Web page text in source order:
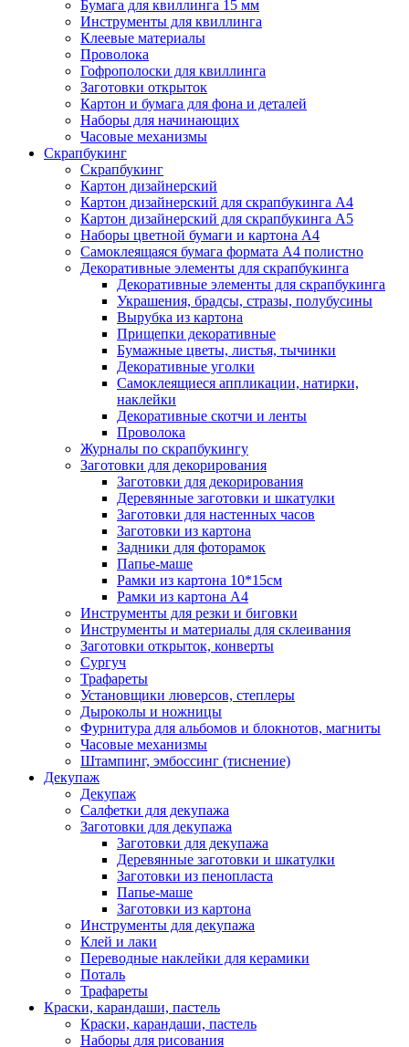
Бумага для квиллинга 15 мм
Инструменты для квиллинга
Клеевые материалы
Проволока
Гофрополоски для квиллинга
Заготовки открыток
Картон и бумага для фона и деталей
Наборы для начинающих
Часовые механизмы
Скрапбукинг
Скрапбукинг
Картон дизайнерский
Картон дизайнерский для скрапбукинга А4
Картон дизайнерский для скрапбукинга А5
Наборы цветной бумаги и картона А4
Самоклеящаяся бумага формата А4 полистно
Декоративные элементы для скрапбукинга
Декоративные элементы для скрапбукинга
Украшения, брадсы, стразы, полубусины
Вырубка из картона
Прищепки декоративные
Бумажные цветы, листья, тычинки
Декоративные уголки
Самоклеящиеся аппликации, натирки,
наклейки
Декоративные скотчи и ленты
Проволока
Журналы по скрапбукингу
Заготовки для декорирования
Заготовки для декорирования
Деревянные заготовки и шкатулки
Заготовки для настенных часов
Заготовки из картона
Задники для фоторамок
Папье-маше
Рамки из картона 10*15см
Рамки из картона А4
Инструменты для резки и биговки
Инструменты и материалы для склеивания
Заготовки открыток, конверты
Сургуч
Трафареты
Установщики люверсов, степлеры
Дыроколы и ножницы
Фурнитура для альбомов и блокнотов, магниты
Часовые механизмы
Штампинг, эмбоссинг (тиснение)
Декупаж
Декупаж
Салфетки для декупажа
Заготовки для декупажа
Заготовки для декупажа
Деревянные заготовки и шкатулки
Заготовки из пенопласта
Папье-маше
Заготовки из картона
Инструменты для декупажа
Клей и лаки
Переводные наклейки для керамики
Поталь
Трафареты
Краски, карандаши, пастель
Краски, карандаши, пастель
Наборы для рисования